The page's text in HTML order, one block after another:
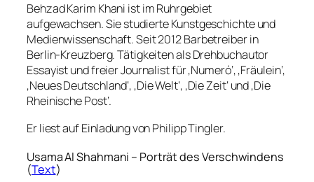
Behzad Karim Khani ist im Ruhrgebiet
aufgewachsen. Sie studierte Kunstgeschichte und
Medienwissenschaft. Seit 2012 Barbetreiber in
Berlin-Kreuzberg. Tätigkeiten als Drehbuchautor
Essayist und freier Journalist für ‚Numeró‘, ‚Fräulein‘,
‚Neues Deutschland‘, ‚Die Welt‘, ‚Die Zeit‘ und ‚Die
Rheinische Post‘.
Er liest auf Einladung von Philipp Tingler.
Usama Al Shahmani – Porträt des Verschwindens
(Text)